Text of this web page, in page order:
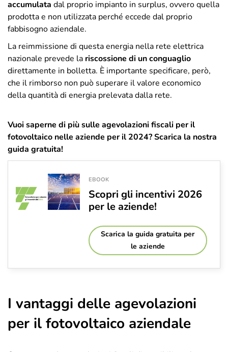
accumulata dal proprio impianto in surplus, ovvero quella
prodotta e non utilizzata perché eccede dal proprio
fabbisogno aziendale.
La reimmissione di questa energia nella rete elettrica
nazionale prevede la riscossione di un conguaglio
direttamente in bolletta. È importante specificare, però,
che il rimborso non può superare il valore economico
della quantità di energia prelevata dalla rete.
Vuoi saperne di più sulle agevolazioni fiscali per il
fotovoltaico nelle aziende per il 2024? Scarica la nostra
guida gratuita!
EBOOK
Scopri gli incentivi 2026
per le aziende!
Scarica la guida gratuita per
le aziende
I vantaggi delle agevolazioni
per il fotovoltaico aziendale